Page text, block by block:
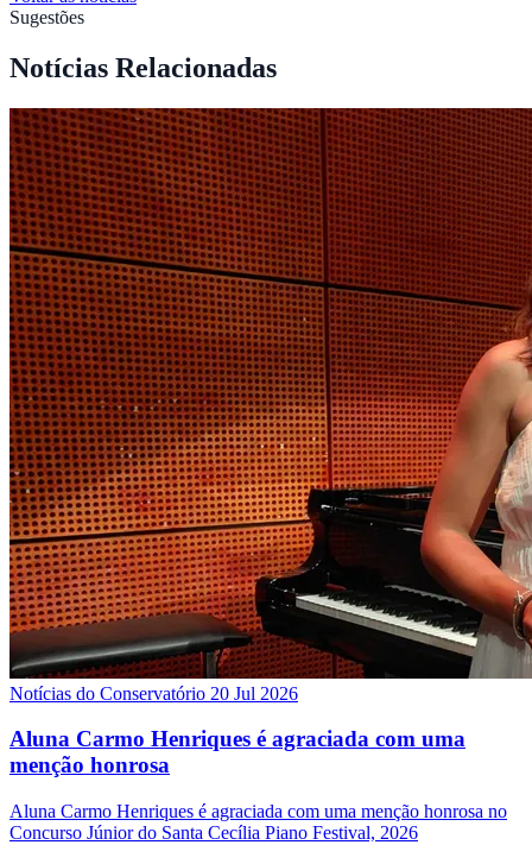
Sugestões
Notícias Relacionadas
Notícias do Conservatório 20 Jul 2026
Aluna Carmo Henriques é agraciada com uma
menção honrosa
Aluna Carmo Henriques é agraciada com uma menção honrosa no
Concurso Júnior do Santa Cecília Piano Festival, 2026